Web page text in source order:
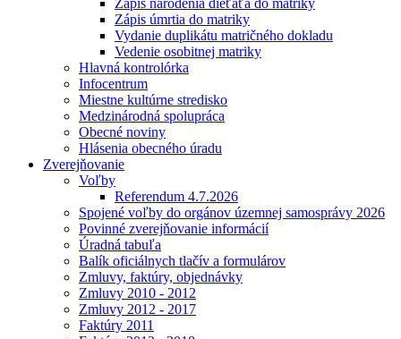
Zápis narodenia dieťaťa do matriky
Zápis úmrtia do matriky
Vydanie duplikátu matričného dokladu
Vedenie osobitnej matriky
Hlavná kontrolórka
Infocentrum
Miestne kultúrne stredisko
Medzinárodná spolupráca
Obecné noviny
Hlásenia obecného úradu
Zverejňovanie
Voľby
Referendum 4.7.2026
Spojené voľby do orgánov územnej samosprávy 2026
Povinné zverejňovanie informácií
Úradná tabuľa
Balík oficiálnych tlačív a formulárov
Zmluvy, faktúry, objednávky
Zmluvy 2010 - 2012
Zmluvy 2012 - 2017
Faktúry 2011